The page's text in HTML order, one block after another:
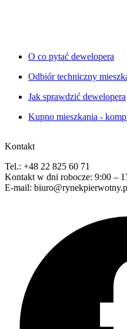
O co pytać dewelopera
Odbiór techniczny
Jak sprawdzić dewelopera
Kupno mieszkania -
Kontakt
Tel.: +48 22 825 60 71
Kontakt w dni robocze: 9:00 –
E-mail: